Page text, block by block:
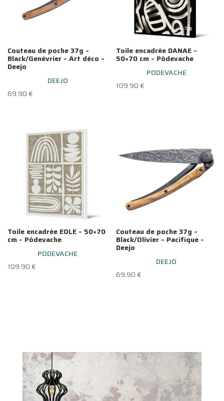
Couteau de poche 37g –
Black/Genévrier – Art déco –
Deejo
DEEJO
69.90€
Toile encadrée DANAE –
50×70 cm – Pôdevache
PODEVACHE
109.90€
Toile encadrée EOLE – 50×70
cm – Pôdevache
PODEVACHE
109.90€
Couteau de poche 37g –
Black/Olivier – Pacifique –
Deejo
DEEJO
69.90€